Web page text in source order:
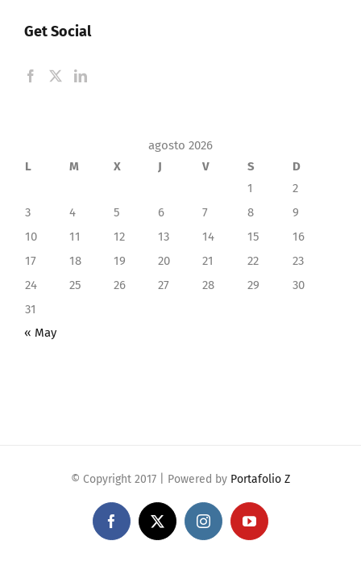
Get Social
agosto 2026
L
M X J V S
D
1
2
3
4 5 6 7 8
9
10
11 12 13 14 15
16
17
18 19 20 21 22
23
24
25 26 27 28 29
30
31
« May
© Copyright 2017 | Powered by Portafolio Z
FacebookTwitter InstagramYouTube